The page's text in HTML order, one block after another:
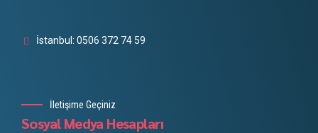
İstanbul: 0506 372 74 59
İletişime Geçiniz
Sosyal Medya Hesapları